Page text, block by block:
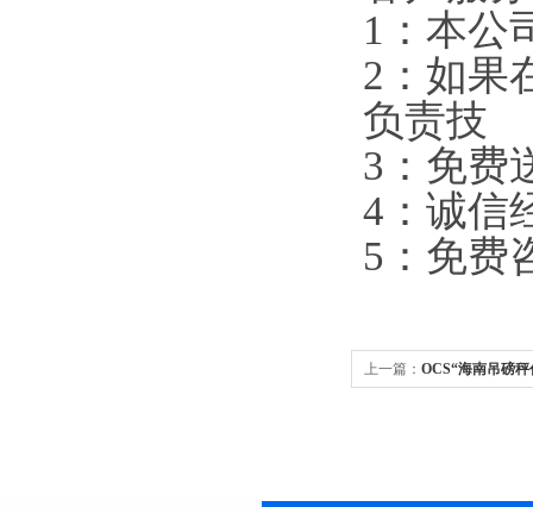
1：本公
2：如果
负责技
3：免费
4：诚信
5：免费
上一篇： OCS“海南吊磅